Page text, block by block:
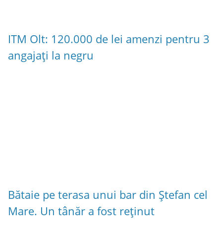
ITM Olt: 120.000 de lei amenzi pentru 3
angajați la negru
Bătaie pe terasa unui bar din Ștefan cel
Mare. Un tânăr a fost reținut